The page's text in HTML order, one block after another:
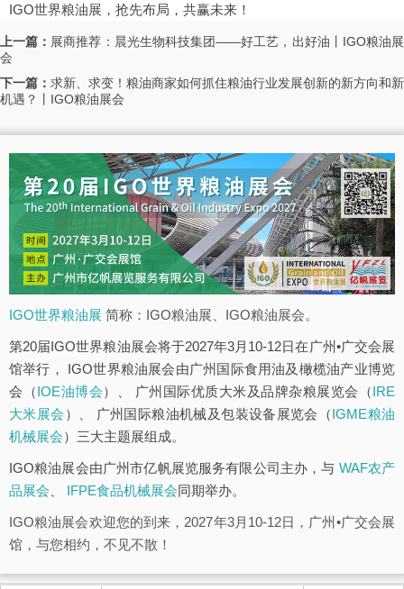
IGO世界粮油展，抢先布局，共赢未来！
上一篇： 展商推荐：晨光生物科技集团——好工艺，出好油丨IGO粮油展
会
下一篇： 求新、求变！粮油商家如何抓住粮油行业发展创新的新方向和新
机遇？丨IGO粮油展会
IGO世界粮油展 简称：IGO粮油展、IGO粮油展会。
第20届IGO世界粮油展会将于2027年3月10-12日在广州•广交会展
馆举行， IGO世界粮油展会由广州国际食用油及橄榄油产业博览
会（IOE油博会）、 广州国际优质大米及品牌杂粮展览会（IRE
大米展会 ）、 广州国际粮油机械及包装设备展览会（IGME粮油
机械展会）三大主题展组成。
IGO粮油展会由广州市亿帆展览服务有限公司主办，与 WAF农产
品展会
IFPE食品机械展会同期举办。
IGO粮油展会欢迎您的到来，2027年3月10-12日，广州•广交会展
馆，与您相约，不见不散！